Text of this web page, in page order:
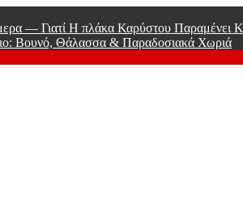
— Γιατί Η πλάκα Καρύστου Παραμένει
Βουνό, Θάλασσα & Παραδοσιακά Χωριά